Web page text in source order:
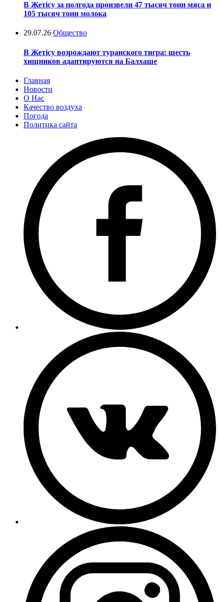
В Жетісу за полгода произвели 47 тысяч тонн мяса и
105 тысяч тонн молока
29.07.26 Общество
В Жетісу возрождают туранского тигра: шесть
хищников адаптируются на Балхаше
Главная
Новости
О Нас
Качество воздуха
Погода
Политика сайта